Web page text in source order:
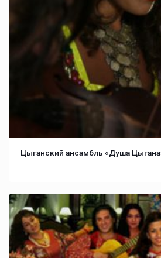
Цыганский ансамбль «Душа